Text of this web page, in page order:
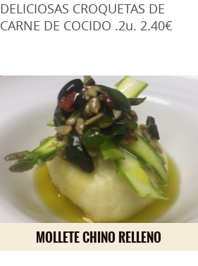
DELICIOSAS CROQUETAS DE
CARNE DE COCIDO .2u. 2.40€
MOLLETE CHINO RELLENO